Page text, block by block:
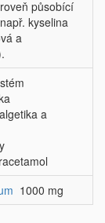
působící
kyselina
a
a
1000 mg